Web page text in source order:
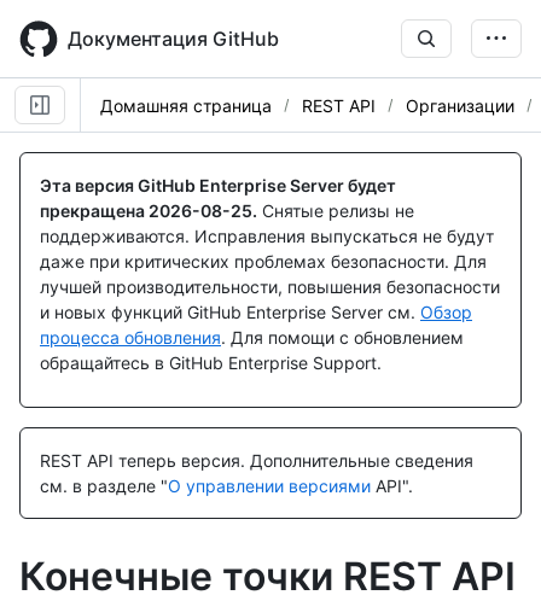
main
content
Документация GitHub
Домашняя страница REST API Организации
Эта версия GitHub Enterprise Server будет
прекращена 2026-08-25. Снятые релизы не
поддерживаются. Исправления выпускаться не будут
даже при критических проблемах безопасности. Для
лучшей производительности, повышения безопасности
и новых функций GitHub Enterprise Server см. Обзор
процесса обновления. Для помощи с обновлением
обращайтесь в GitHub Enterprise Support.
REST API теперь версия. Дополнительные сведения
см. в разделе "О управлении версиями API".
Конечные точки REST API
Имя., Тип,
Description
Имя., Тип,
Description
Имя., Тип,
Description
Имя., Тип,
Description
Имя., Тип,
Description
Имя., Тип,
Description
Имя., Тип,
Description
Имя., Тип,
Description
Имя., Тип,
Description
Имя., Тип,
Description
Имя., Тип,
Description
Имя., Тип,
Description
Имя., Тип,
Description
Имя., Тип,
Description
Имя., Тип,
Description
Имя., Тип,
Description
Имя., Тип,
Description
Имя., Тип,
Description
Имя., Тип,
Description
Имя., Тип,
Description
Имя., Тип,
Description
Имя., Тип,
Description
Имя., Тип,
Description
Имя., Тип,
Description